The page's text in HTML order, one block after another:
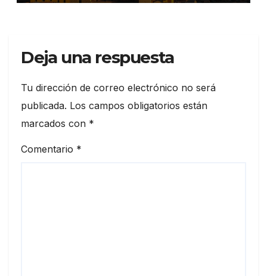
Deja una respuesta
Tu dirección de correo electrónico no será
publicada. Los campos obligatorios están
marcados con *
Comentario *